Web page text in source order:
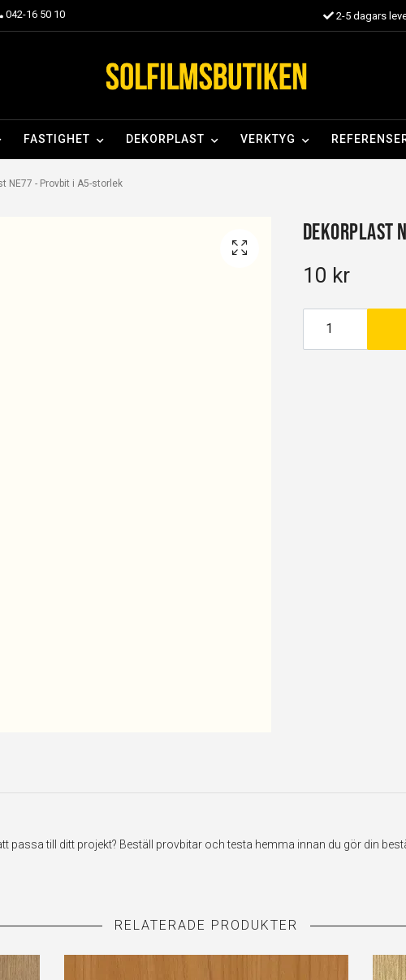
042-16 50 10 2-5 dagars
FASTIGHET DEKORPLAST VERKTYG
NE77 - Provbit i A5-storlek
Dekorplast
10 kr
passa till ditt projekt? Beställ provbitar och testa hemma innan du gör din